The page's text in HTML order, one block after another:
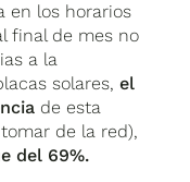
en los horarios
final de mes no
a la
solares,el
de esta
de la red),
del 69%.